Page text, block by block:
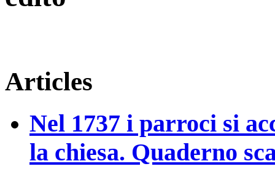
Articles
Nel 1737 i parroci si
la chiesa. Quaderno